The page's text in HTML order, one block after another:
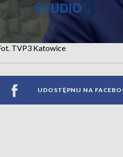
TVP3 Katowice
UDOSTĘPNIJ NA